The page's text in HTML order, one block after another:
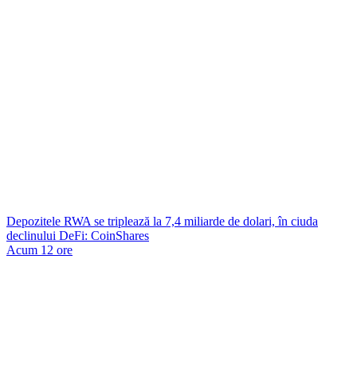
Depozitele RWA se triplează la 7,4 miliarde de dolari, în ciuda
declinului DeFi: CoinShares
Acum 12 ore